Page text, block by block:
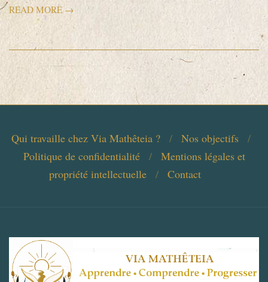
READ MORE →
Qui travaille chez Via Mathêteia ?
Nos objectifs
Politique de confidentialité
Mentions légales et
propriété intellectuelle
Contact